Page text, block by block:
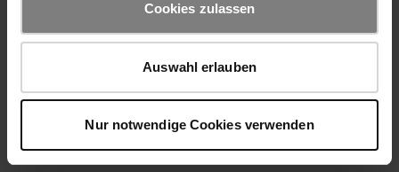
Cookies zulassen
Auswahl erlauben
Nur notwendige Cookies verwenden